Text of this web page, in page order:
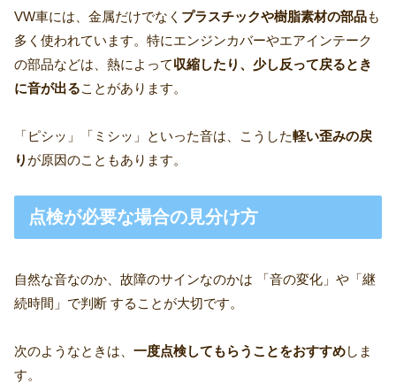
VW車には、金属だけでなく プラスチックや樹脂素材の部品も
多く使われています。特にエンジンカバーやエアインテーク
の部品などは、熱によって収縮したり、少し反って戻るとき
に音が出ることがあります。
「ピシッ」「ミシッ」といった音は、こうした軽い歪みの戻
り が原因のこともあります。
点検が必要な場合の見分け方
自然な音なのか、故障のサインなのかは 「音の変化」や「継
続時間」で判断 することが大切です。
次のようなときは、 一度点検してもらうことをおすすめしま
す。